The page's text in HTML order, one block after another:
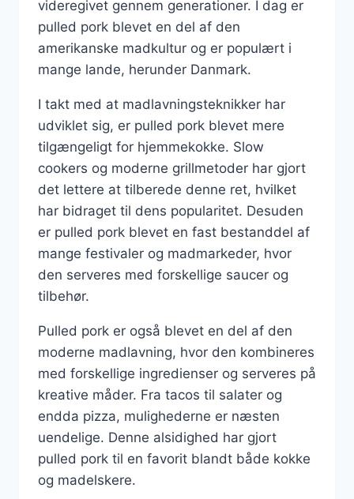
videregivet gennem generationer. I dag er
pulled pork blevet en del af den
amerikanske madkultur og er populært i
mange lande, herunder Danmark.
I takt med at madlavningsteknikker har
udviklet sig, er pulled pork blevet mere
tilgængeligt for hjemmekokke. Slow
cookers og moderne grillmetoder har gjort
det lettere at tilberede denne ret, hvilket
har bidraget til dens popularitet. Desuden
er pulled pork blevet en fast bestanddel af
mange festivaler og madmarkeder, hvor
den serveres med forskellige saucer og
tilbehør.
Pulled pork er også blevet en del af den
moderne madlavning, hvor den kombineres
med forskellige ingredienser og serveres på
kreative måder. Fra tacos til salater og
endda pizza, mulighederne er næsten
uendelige. Denne alsidighed har gjort
pulled pork til en favorit blandt både kokke
og madelskere.